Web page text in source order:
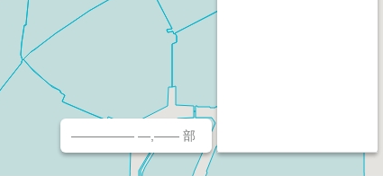
————— —,—— 部